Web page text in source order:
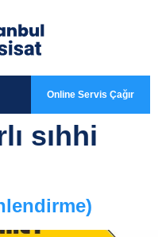
Online Servis Çağır
sıhhi